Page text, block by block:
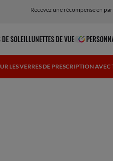
Recevez une récompense en
Livraison et retours
DE SOLEILLUNETTES DE VUE
LES VERRES DE PRESCRIPTION